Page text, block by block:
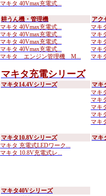
マキタ 40Vmax充電式...
耕うん機・管理機
マキタ 40Vmax充電式...
マキタ 40Vmax充電式...
マキタ 40Vmax充電式...
マキタ 40Vmax充電式...
マキタ エンジン管理機 M...
アク
マキ
マキ
マキ
マキ
マキ
マキタ充電シリーズ
マキタ14.4Vシリーズ
マキ
マキ
マキ
マキ
マキ
マキ
マキタ10.8Vシリーズ
マキタ 充電式LEDワーク...
マキタ 10.8V充電式レ...
マキ
マキタ40Vシリーズ